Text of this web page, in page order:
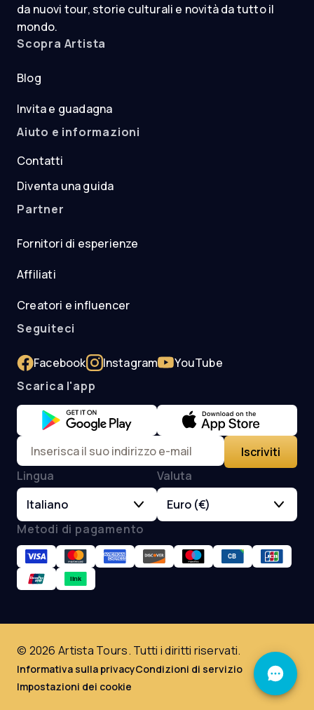
da nuovi tour, storie culturali e novità da tutto il
mondo.
Scopra Artista
Blog
Invita e guadagna
Aiuto e informazioni
Contatti
Diventa una guida
Partner
Fornitori di esperienze
Affiliati
Creatori e influencer
Seguiteci
Facebook Instagram
YouTube
Scarica l'app
Iscriviti
Lingua
Italiano
Valuta
Euro (€)
Metodi di pagamento
© 2026 Artista Tours. Tutti i diritti riservati.
Informativa sulla privacyCondizioni di servizio
Impostazioni dei cookie